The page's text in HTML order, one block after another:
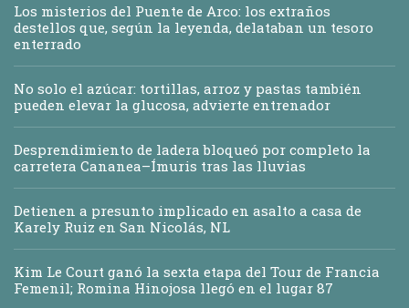
Los misterios del Puente de Arco: los extraños
destellos que, según la leyenda, delataban un tesoro
enterrado
No solo el azúcar: tortillas, arroz y pastas también
pueden elevar la glucosa, advierte entrenador
Desprendimiento de ladera bloqueó por completo la
carretera Cananea–Ímuris tras las lluvias
Detienen a presunto implicado en asalto a casa de
Karely Ruiz en San Nicolás, NL
Kim Le Court ganó la sexta etapa del Tour de Francia
Femenil; Romina Hinojosa llegó en el lugar 87